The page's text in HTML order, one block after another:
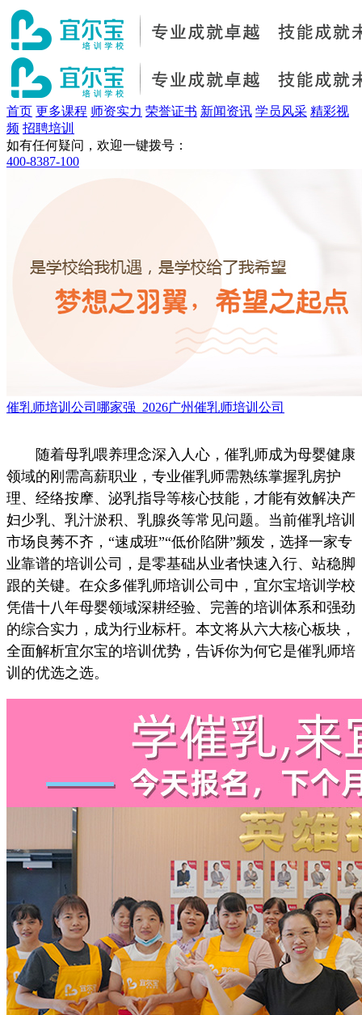
首页 更多课程 师资实力 荣誉证书 新闻资讯 学员风采 精彩视
频 招聘培训
如有任何疑问，欢迎一键拨号：
400-8387-100
催乳师培训公司哪家强_2026广州催乳师培训公司
随着母乳喂养理念深入人心，催乳师成为母婴健康
领域的刚需高薪职业，专业催乳师需熟练掌握乳房护
理、经络按摩、泌乳指导等核心技能，才能有效解决产
妇少乳、乳汁淤积、乳腺炎等常见问题。当前催乳培训
市场良莠不齐，“速成班”“低价陷阱”频发，选择一家专
业靠谱的培训公司，是零基础从业者快速入行、站稳脚
跟的关键。在众多催乳师培训公司中，宜尔宝培训学校
凭借十八年母婴领域深耕经验、完善的培训体系和强劲
的综合实力，成为行业标杆。本文将从六大核心板块，
全面解析宜尔宝的培训优势，告诉你为何它是催乳师培
训的优选之选。